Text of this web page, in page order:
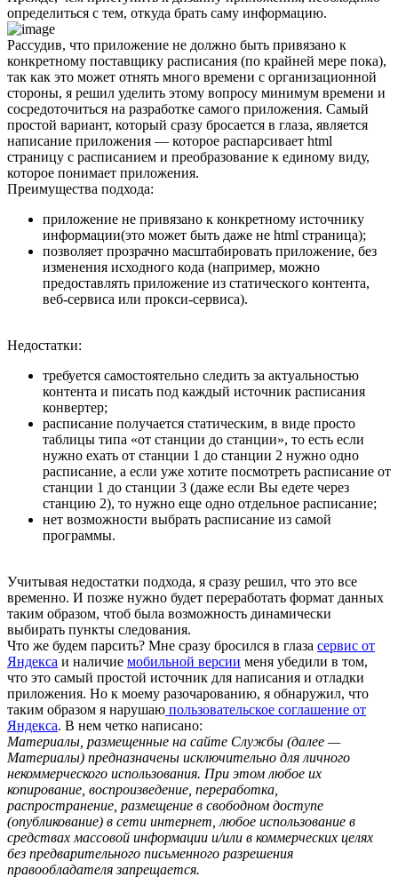
определиться с тем, откуда брать саму информацию.
Рассудив, что приложение не должно быть привязано к
конкретному поставщику расписания (по крайней мере пока),
так как это может отнять много времени с организационной
стороны, я решил уделить этому вопросу минимум времени и
сосредоточиться на разработке самого приложения. Самый
простой вариант, который сразу бросается в глаза, является
написание приложения — которое распарсивает html
страницу с расписанием и преобразование к единому виду,
которое понимает приложения.
Преимущества подхода:
приложение не привязано к конкретному источнику
информации(это может быть даже не html страница);
позволяет прозрачно масштабировать приложение, без
изменения исходного кода (например, можно
предоставлять приложение из статического контента,
веб-сервиса или прокси-сервиса).
Недостатки:
требуется самостоятельно следить за актуальностью
контента и писать под каждый источник расписания
конвертер;
расписание получается статическим, в виде просто
таблицы типа «от станции до станции», то есть если
нужно ехать от станции 1 до станции 2 нужно одно
расписание, а если уже хотите посмотреть расписание от
станции 1 до станции 3 (даже если Вы едете через
станцию 2), то нужно еще одно отдельное расписание;
нет возможности выбрать расписание из самой
программы.
Учитывая недостатки подхода, я сразу решил, что это все
временно. И позже нужно будет переработать формат данных
таким образом, чтоб была возможность динамически
выбирать пункты следования.
Что же будем парсить? Мне сразу бросился в глаза сервис от
Яндекса и наличие мобильной версии меня убедили в том,
что это самый простой источник для написания и отладки
приложения. Но к моему разочарованию, я обнаружил, что
таким образом я нарушаю пользовательское соглашение от
Яндекса. В нем четко написано:
Материалы, размещенные на сайте Службы (далее —
Материалы) предназначены исключительно для личного
некоммерческого использования. При этом любое их
копирование, воспроизведение, переработка,
распространение, размещение в свободном доступе
(опубликование) в сети интернет, любое использование в
средствах массовой информации и/или в коммерческих целях
без предварительного письменного разрешения
правообладателя запрещается.